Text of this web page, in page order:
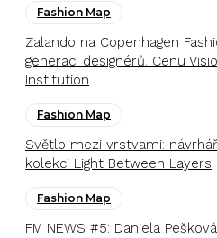
Fashion Map
Zalando na Copenhagen
generaci designérů. Cenu
Institution
Fashion Map
Světlo mezi vrstvami:
kolekci Light Between Layers
Fashion Map
FM NEWS #5: Daniela